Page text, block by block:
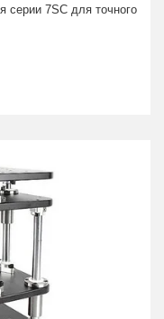
серии 7SC для точного